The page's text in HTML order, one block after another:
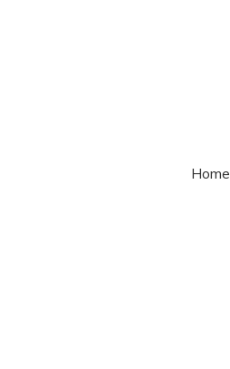
Home